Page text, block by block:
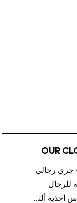
OUR
جري رجالي
للرجال
اديداس أحذية ألترا بوست للرجال